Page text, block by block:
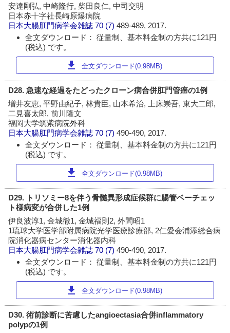
安達剛弘, 中崎隆行, 柴田良仁, 中司交明
日本赤十字社長崎原爆病院
日本大腸肛門病学会雑誌 70 (7)489-489, 2017.
全文ダウンロード： 従量制、基本料金制の方共に121円
(税込) です。
download 全文ダウンロード(0.98MB)
D28. 急速な経過をたどったクローン病合併肛門管癌の1例
増井友恵, 平野由紀子, 林貴臣, 山本希治, 上床崇吾, 東大二郎,
二見喜太郎, 前川隆文
福岡大学筑紫病院外科
日本大腸肛門病学会雑誌 70 (7)490-490, 2017.
全文ダウンロード： 従量制、基本料金制の方共に121円
(税込) です。
download 全文ダウンロード(0.98MB)
D29. トリソミー8を伴う骨髄異形成症候群に腸管ベーチェッ
ト様病変が合併した1例
伊良波淳1, 金城徹1, 金城福則2, 外間昭1
1琉球大学医学部附属病院光学医療診療部, 2仁愛会浦添総合病
院消化器病センター消化器内科
日本大腸肛門病学会雑誌 70 (7)490-490, 2017.
全文ダウンロード： 従量制、基本料金制の方共に121円
(税込) です。
download 全文ダウンロード(0.98MB)
D30. 術前診断に苦慮したangioectasia合併inflammatory
polypの1例